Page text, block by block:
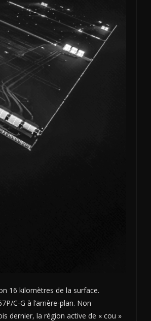
16 kilomètres de la surface.
C-G à l’arrière-plan. Non
dernier, la région active de « cou »